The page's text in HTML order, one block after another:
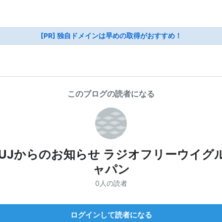
[PR] 独自ドメインは早めの取得がおすすめ！
このブログの読者になる
からのお知らせ ラジオフリーウイグ
ャパン
0人の読者
ログインして読者になる